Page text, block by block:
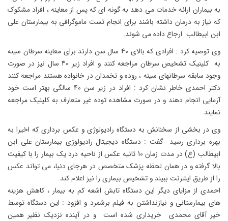
به بیماران ارائه خدمات می دهد به گونه ای که پس از معاینه ، افراد مشکوک
که نیاز به درمان داشته باشند برای انجام تست ماموگرافی به بیمارستان علی
ابن ابیطالب ارجاع داده می شوند.
وی توصیه کرد : افرادی که بالای 40 سال سن دارند برای معاینه سرطان سینه
به کلینیک تشخیص سرطان مراجعه کنند و افراد زیر 40 سال نیز در صورت
وجود سابقه سرطانهای سینه ، روده و تخمدان در خانواده هستند مراجعه کنند
دکتر احمدی خاطر نشان کرد : افراد در زیر سن 40 سالگی بهتر است خود
آزمایی انجام دهند و در صورت مشاهده توده غیر متعارف به کلینیک مراجعه
نمایند.
وی در بخشی از سخنانش به دستگاه رادیولوژی و عکس برداری که اخیرا به
بهره برداری رسید گفت : دستگاه دیجیتال رادیولوژی بیمارستان علی ابن
ابیطالب (ع) در مدت زمان 10 ثانیه عکس از ناحیه درد یک بیمار را با کیفیت
بالا گرفته و در همان لحظه پزشک متخصص در هرجای دنیا، می تواند عکس
را از طریق اینترنت ببیند و تشخیص بیماری را نیز اعلام کند.
احمدی از مزایای دیگر این دستگاه تابش اشعه کم به بیمار ، کاهش هزینه
های بیمارستانی و نیازنداشتن به فیلم برشمرد و افزود : این دستگاه توسط
خیر آقای محمدی خریداری شده است و در آینده نزدیک نظیر همین